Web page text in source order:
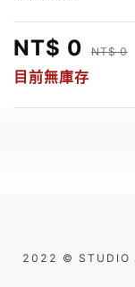
NT$ 0 NT$ 0
目前無庫存
2022 © STUDIO A